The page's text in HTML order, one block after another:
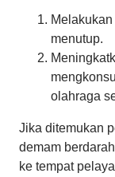
menutup.
olahraga
Jika ditemukan
demam
ke tempat